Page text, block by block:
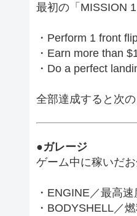
最初の「MISSION
・Perform 1 front
・Earn more than
・Do a perfect
全部達成すると次
●ガレージ
ゲーム中に稼いだ
・ENGINE／最高
・BODYSHELL／